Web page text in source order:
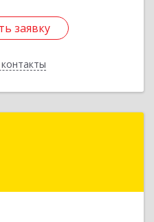
заявку
заявку